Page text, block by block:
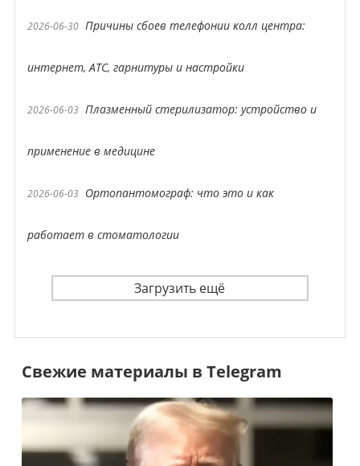
2026-06-30 Причины сбоев телефонии колл центра:
интернет, АТС, гарнитуры и настройки
2026-06-03 Плазменный стерилизатор: устройство и
применение в медицине
2026-06-03 Ортопантомограф: что это и как
работает в стоматологии
Загрузить ещё
Свежие материалы в Telegram